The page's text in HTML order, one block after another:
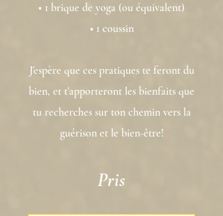
• 1 brique de yoga (ou équivalent)
• 1 coussin
J'espère que ces pratiques te feront du
bien, et t'apporteront les bienfaits que
tu recherches sur ton chemin vers la
guérison et le bien-être!
Pris